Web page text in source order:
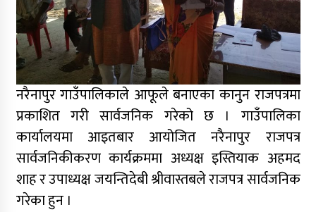
नरैनापुर गाउँपालिकाले आफूले बनाएका कानुन राजपत्रमा
प्रकाशित गरी सार्वजनिक गरेको छ । गाउँपालिका
कार्यालयमा आइतबार आयोजित नरैनापुर राजपत्र
सार्वजनिकीकरण कार्यक्रममा अध्यक्ष इस्तियाक अहमद
शाह र उपाध्यक्ष जयन्तिदेबी श्रीवास्तबले राजपत्र सार्वजनिक
गरेका हुन ।